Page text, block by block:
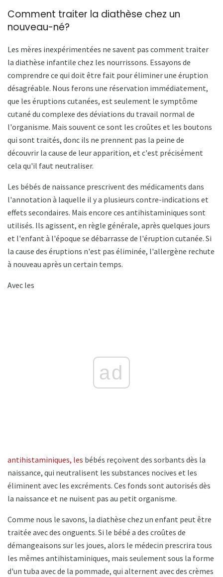
Comment traiter la diathèse chez un
nouveau-né?
Les mères inexpérimentées ne savent pas comment traiter
la diathèse infantile chez les nourrissons. Essayons de
comprendre ce qui doit être fait pour éliminer une éruption
désagréable. Nous ferons une réservation immédiatement,
que les éruptions cutanées, est seulement le symptôme
cutané du complexe des déviations du travail normal de
l'organisme. Mais souvent ce sont les croûtes et les boutons
qui sont traités, donc ils ne prennent pas la peine de
découvrir la cause de leur apparition, et c'est précisément
cela qu'il faut neutraliser.
Les bébés de naissance prescrivent des médicaments dans
l'annotation à laquelle il y a plusieurs contre-indications et
effets secondaires. Mais encore ces antihistaminiques sont
utilisés. Ils agissent, en règle générale, après quelques jours
et l'enfant à l'époque se débarrasse de l'éruption cutanée. Si
la cause des éruptions n'est pas éliminée, l'allergène rechute
à nouveau après un certain temps.
Avec les
ad
antihistaminiques, les bébés reçoivent des sorbants dès la
naissance, qui neutralisent les substances nocives et les
éliminent avec les excréments. Ces fonds sont autorisés dès
la naissance et ne nuisent pas au petit organisme.
Comme nous le savons, la diathèse chez un enfant peut être
traitée avec des onguents. Si le bébé a des croûtes de
démangeaisons sur les joues, alors le médecin prescrira tous
les mêmes antihistaminiques, mais seulement sous la forme
d'un tuba avec de la pommade, qui alternent avec des crèmes